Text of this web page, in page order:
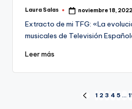
Publicado
Laura Salas noviembre 18, 2022
Extracto de mi TFG: «La
musicales de Televisión
Leer más
Paginación
PÁGINA
1 2 3 4 5 …